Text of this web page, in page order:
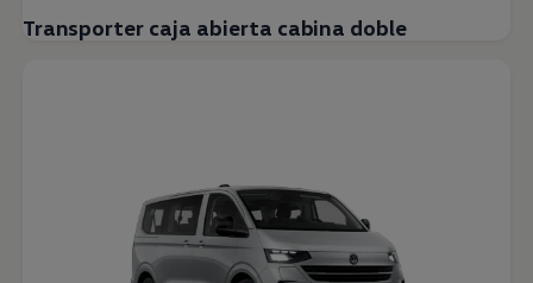
Transporter caja abierta cabina doble